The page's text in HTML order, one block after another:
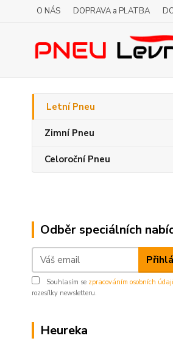
O NÁS DOPRAVA a PLATBA
Letní Pneu
Zimní Pneu
Celoroční Pneu
Odběr speciálních
Souhlasím se zpracováním osobních
rozesílky newsletteru.
Heureka